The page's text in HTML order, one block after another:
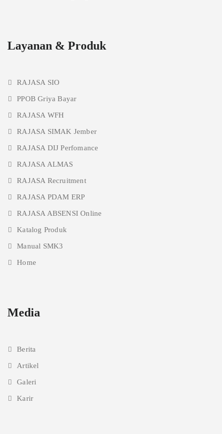
Layanan & Produk
RAJASA SIO
PPOB Griya Bayar
RAJASA WFH
RAJASA SIMAK Jember
RAJASA DIJ Perfomance
RAJASA ALMAS
RAJASA Recruitment
RAJASA PDAM ERP
RAJASA ABSENSI Online
Katalog Produk
Manual SMK3
Home
Media
Berita
Artikel
Galeri
Karir